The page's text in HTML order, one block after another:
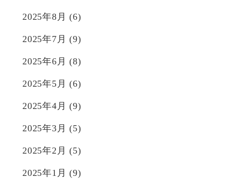
2025年8月 (6)
2025年7月 (9)
2025年6月 (8)
2025年5月 (6)
2025年4月 (9)
2025年3月 (5)
2025年2月 (5)
2025年1月 (9)